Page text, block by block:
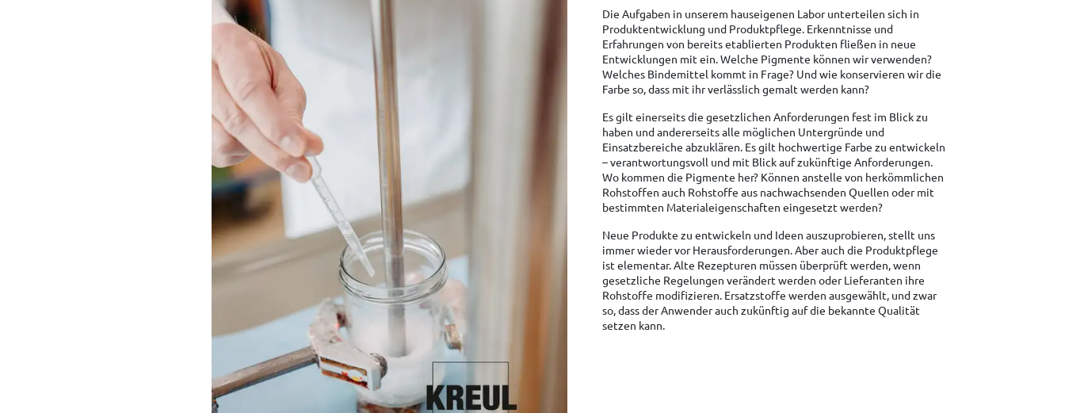
Die Aufgaben in unserem hauseigenen Labor unterteilen sich in
Produktentwicklung und Produktpflege. Erkenntnisse und
Erfahrungen von bereits etablierten Produkten fließen in neue
Entwicklungen mit ein. Welche Pigmente können wir verwenden?
Welches Bindemittel kommt in Frage? Und wie konservieren wir die
Farbe so, dass mit ihr verlässlich gemalt werden kann?
Es gilt einerseits die gesetzlichen Anforderungen fest im Blick zu
haben und andererseits alle möglichen Untergründe und
Einsatzbereiche abzuklären. Es gilt hochwertige Farbe zu entwickeln
– verantwortungsvoll und mit Blick auf zukünftige Anforderungen.
Wo kommen die Pigmente her? Können anstelle von herkömmlichen
Rohstoffen auch Rohstoffe aus nachwachsenden Quellen oder mit
bestimmten Materialeigenschaften eingesetzt werden?
Neue Produkte zu entwickeln und Ideen auszuprobieren, stellt uns
immer wieder vor Herausforderungen. Aber auch die Produktpflege
ist elementar. Alte Rezepturen müssen überprüft werden, wenn
gesetzliche Regelungen verändert werden oder Lieferanten ihre
Rohstoffe modifizieren. Ersatzstoffe werden ausgewählt, und zwar
so, dass der Anwender auch zukünftig auf die bekannte Qualität
setzen kann.